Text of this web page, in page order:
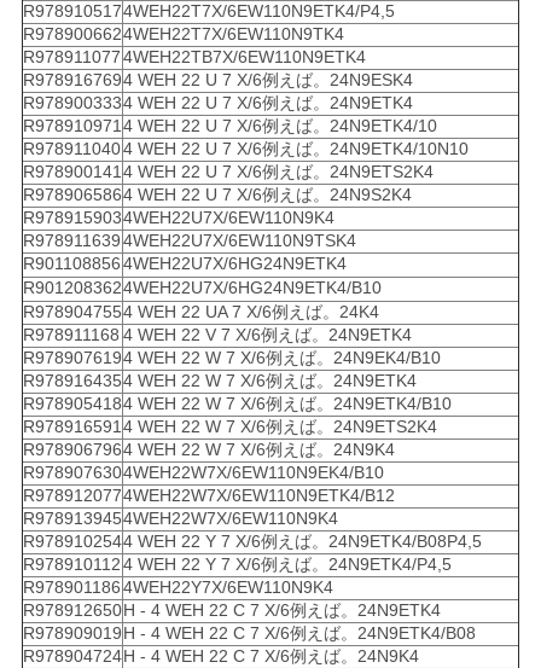
R9789105174WEH22T7X/6EW110N9ETK4/P4,5
R9789006624WEH22T7X/6EW110N9TK4
R9789110774WEH22TB7X/6EW110N9ETK4
R9789167694 WEH 22 U 7 X/6例えば。24N9ESK4
R9789003334 WEH 22 U 7 X/6例えば。24N9ETK4
R9789109714 WEH 22 U 7 X/6例えば。24N9ETK4/10
R9789110404 WEH 22 U 7 X/6例えば。24N9ETK4/10N10
R9789001414 WEH 22 U 7 X/6例えば。24N9ETS2K4
R9789065864 WEH 22 U 7 X/6例えば。24N9S2K4
R9789159034WEH22U7X/6EW110N9K4
R9789116394WEH22U7X/6EW110N9TSK4
R9011088564WEH22U7X/6HG24N9ETK4
R9012083624WEH22U7X/6HG24N9ETK4/B10
R9789047554 WEH 22 UA 7 X/6例えば。24K4
R978911168 4 WEH 22 V 7 X/6例えば。24N9ETK4
R9789076194 WEH 22 W 7 X/6例えば。24N9EK4/B10
R9789164354 WEH 22 W 7 X/6例えば。24N9ETK4
R9789054184 WEH 22 W 7 X/6例えば。24N9ETK4/B10
R9789165914 WEH 22 W 7 X/6例えば。24N9ETS2K4
R9789067964 WEH 22 W 7 X/6例えば。24N9K4
R9789076304WEH22W7X/6EW110N9EK4/B10
R9789120774WEH22W7X/6EW110N9ETK4/B12
R9789139454WEH22W7X/6EW110N9K4
R9789102544 WEH 22 Y 7 X/6例えば。24N9ETK4/B08P4,5
R9789101124 WEH 22 Y 7 X/6例えば。24N9ETK4/P4,5
R9789011864WEH22Y7X/6EW110N9K4
R978912650H - 4 WEH 22 C 7 X/6例えば。24N9ETK4
R978909019H - 4 WEH 22 C 7 X/6例えば。24N9ETK4/B08
R978904724H - 4 WEH 22 C 7 X/6例えば。24N9K4